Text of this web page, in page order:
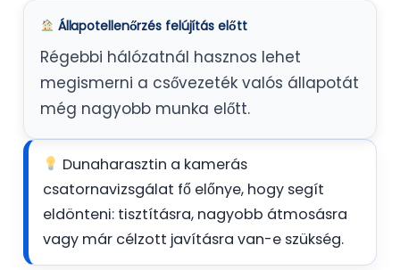
Állapotellenőrzés felújítás előtt
Régebbi hálózatnál hasznos lehet
megismerni a csővezeték valós állapotát
még nagyobb munka előtt.
Dunaharasztin a kamerás
csatornavizsgálat fő előnye, hogy segít
eldönteni: tisztításra, nagyobb átmosásra
vagy már célzott javításra van-e szükség.